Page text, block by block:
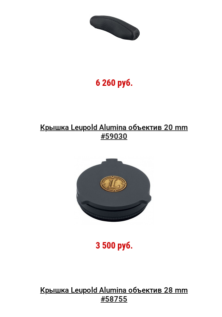
6 260 руб.
Крышка Leupold Alumina объектив 20 mm
#59030
3 500 руб.
Крышка Leupold Alumina объектив 28 mm
#58755